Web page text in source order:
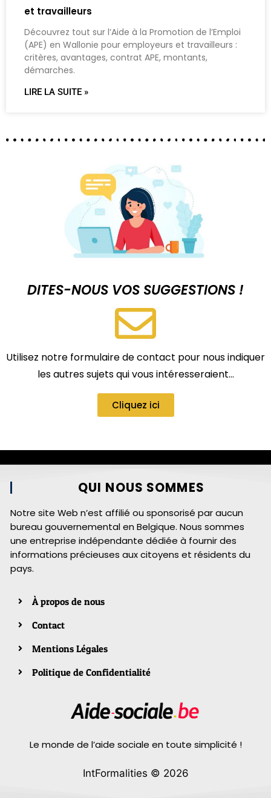
et travailleurs
Découvrez tout sur l’Aide à la Promotion de l’Emploi
(APE) en Wallonie pour employeurs et travailleurs :
critères, avantages, contrat APE, montants,
démarches.
LIRE LA SUITE »
DITES-NOUS VOS SUGGESTIONS !
Utilisez notre formulaire de contact pour nous indiquer
les autres sujets qui vous intéresseraient…
Cliquez ici
QUI NOUS SOMMES
Notre site Web n’est affilié ou sponsorisé par aucun
bureau gouvernemental en Belgique. Nous sommes
une entreprise indépendante dédiée à fournir des
informations précieuses aux citoyens et résidents du
pays.
À propos de nous
Contact
Mentions Légales
Politique de Confidentialité
Le monde de l’aide sociale en toute simplicité !
IntFormalities © 2026